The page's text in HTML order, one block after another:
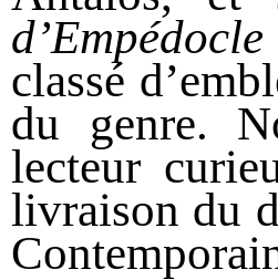
d’Empédocle
classé
du genre.
lecteur
livraison du